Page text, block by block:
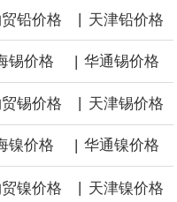
铅价格 天津铅价格
锡价格 | 华通锡价格
锡价格 天津锡价格
镍价格 | 华通镍价格
镍价格 | 天津镍价格